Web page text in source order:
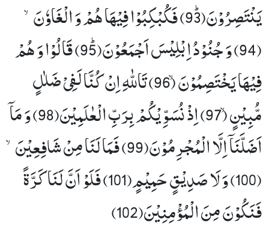
یَنْتَصِرُوْنَﭤ(93) فَكُبْكِبُوْا فِیْهَا هُمْ وَ الْغَاوٗنَۙ
(94) وَ جُنُوْدُ اِبْلِیْسَ اَجْمَعُوْنَﭤ(95) قَالُوْا وَ هُمْ
فِیْهَا یَخْتَصِمُوْنَۙ (96) تَاللّٰهِ اِنْ كُنَّا لَفِیْ ضَلٰلٍ
مُّبِیْنٍۙ (97) اِذْ نُسَوِّیْكُمْ بِرَبِّ الْعٰلَمِیْنَ(98) وَ مَاۤ
اَضَلَّنَاۤ اِلَّا الْمُجْرِمُوْنَ(99) فَمَا لَنَا مِنْ شَافِعِیْنَۙ
(100) وَ لَا صَدِیْقٍ حَمِیْمٍ(101) فَلَوْ اَنَّ لَنَا كَرَّةً
فَنَكُوْنَ مِنَ الْمُؤْمِنِیْنَ(102)